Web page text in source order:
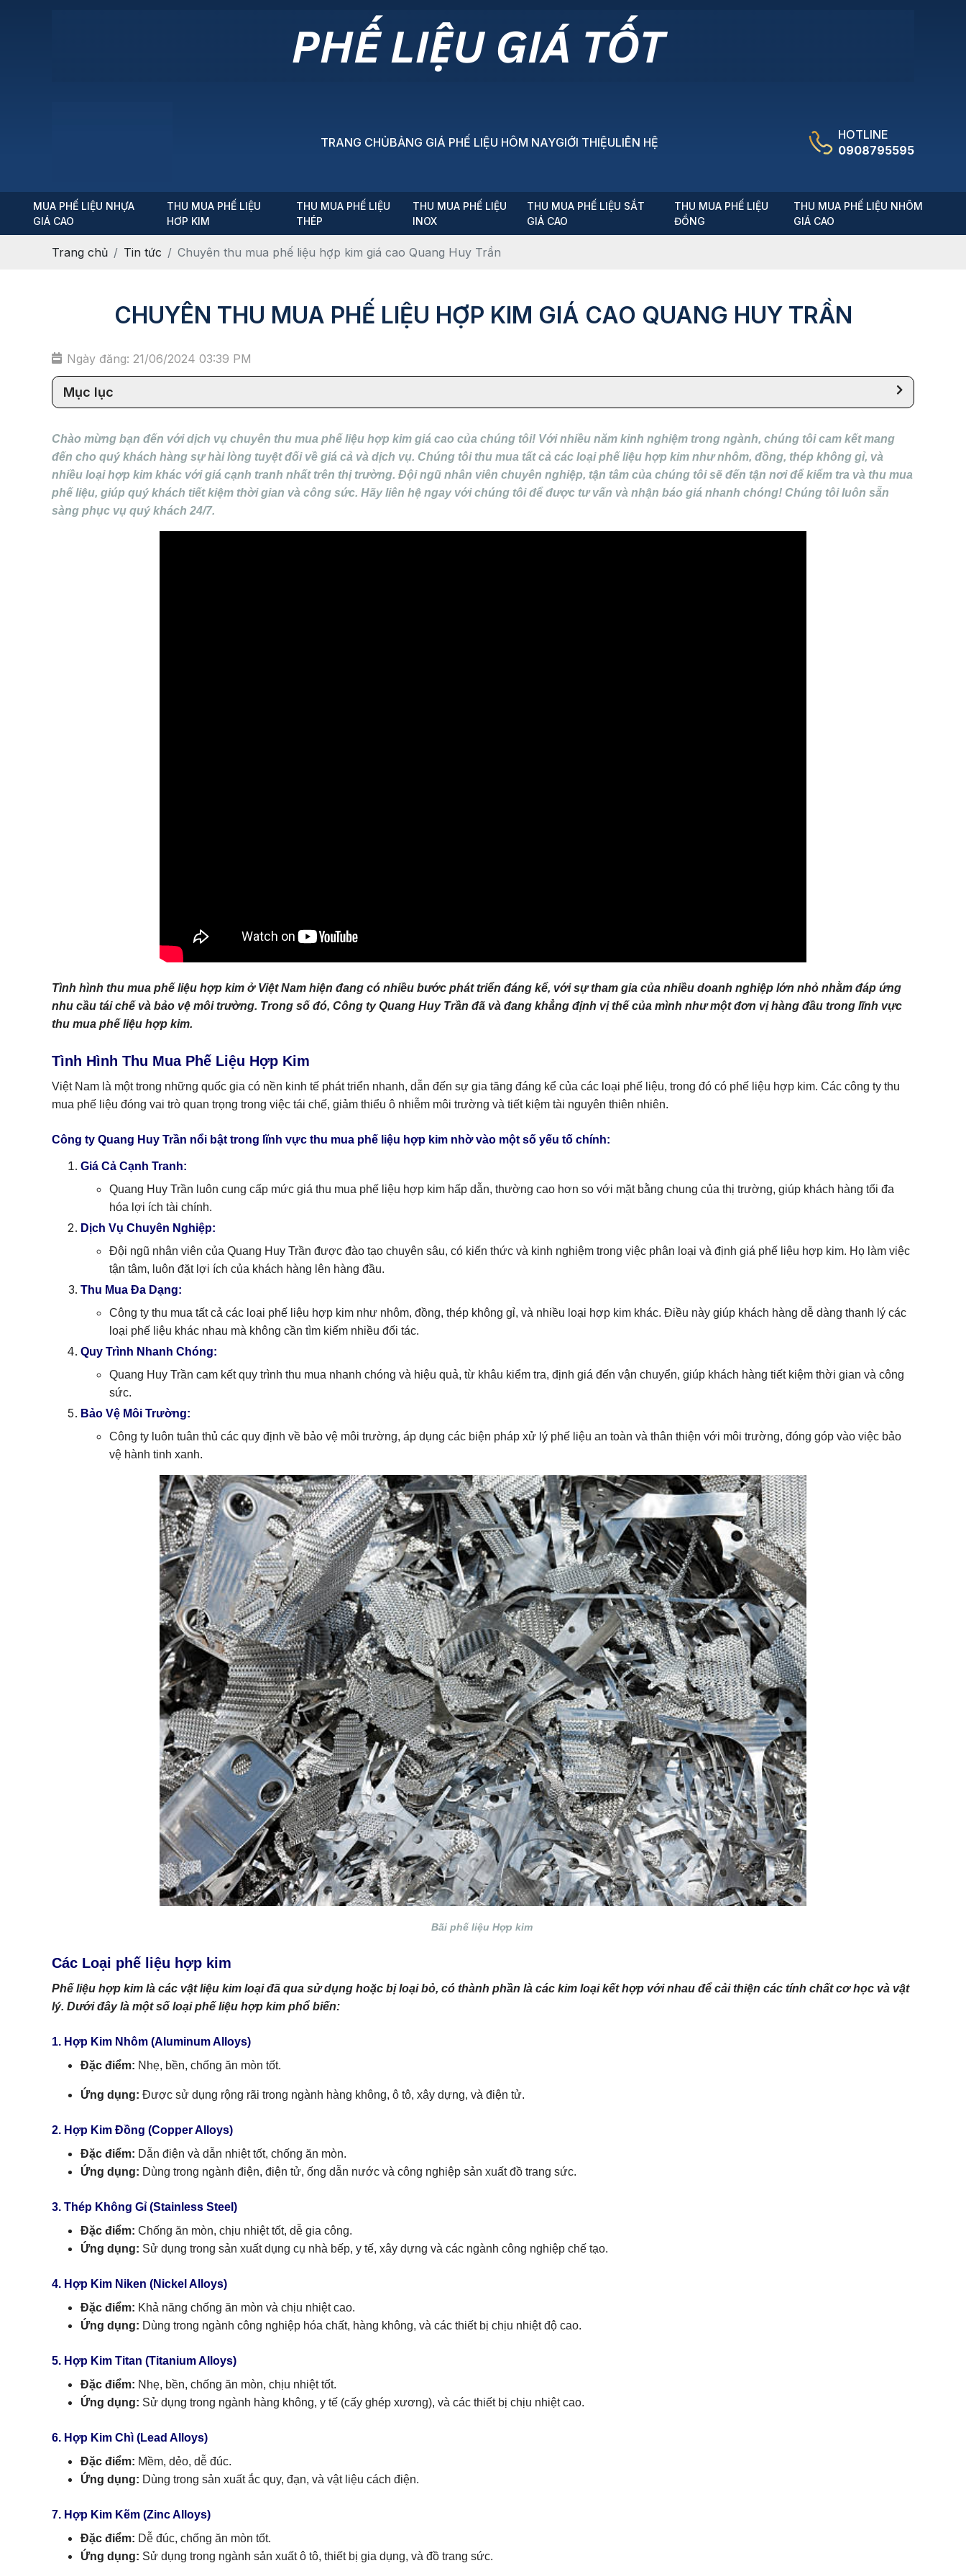
TRANG CHỦBẢNG GIÁ PHẾ LIỆU HÔM NAYGIỚI THIỆULIÊN HỆ
HOTLINE
0908795595
MUA PHẾ LIỆU NHỰA
GIÁ CAO
THU MUA PHẾ LIỆU
HƠP KIM
THU MUA PHẾ LIỆU
THÉP
THU MUA PHẾ LIỆU
INOX
THU MUA PHẾ LIỆU SẮT
GIÁ CAO
THU MUA PHẾ LIỆU
ĐỒNG
THU MUA PHẾ LIỆU NHÔM
GIÁ CAO
Trang chủ Tin tức Chuyên thu mua phế liệu hợp kim giá cao Quang Huy Trần
CHUYÊN THU MUA PHẾ LIỆU HỢP KIM GIÁ CAO QUANG HUY TRẦN
Ngày đăng: 21/06/2024 03:39 PM
Mục lục
Chào mừng bạn đến với dịch vụ chuyên thu mua phế liệu hợp kim giá cao của chúng tôi! Với nhiều năm kinh nghiệm trong ngành, chúng tôi cam kết mang
đến cho quý khách hàng sự hài lòng tuyệt đối về giá cả và dịch vụ. Chúng tôi thu mua tất cả các loại phế liệu hợp kim như nhôm, đồng, thép không gỉ, và
nhiều loại hợp kim khác với giá cạnh tranh nhất trên thị trường. Đội ngũ nhân viên chuyên nghiệp, tận tâm của chúng tôi sẽ đến tận nơi để kiểm tra và thu mua
phế liệu, giúp quý khách tiết kiệm thời gian và công sức. Hãy liên hệ ngay với chúng tôi để được tư vấn và nhận báo giá nhanh chóng! Chúng tôi luôn sẵn
sàng phục vụ quý khách 24/7.
Tình hình thu mua phế liệu hợp kim ở Việt Nam hiện đang có nhiều bước phát triển đáng kể, với sự tham gia của nhiều doanh nghiệp lớn nhỏ nhằm đáp ứng
nhu cầu tái chế và bảo vệ môi trường. Trong số đó, Công ty Quang Huy Trần đã và đang khẳng định vị thế của mình như một đơn vị hàng đầu trong lĩnh vực
thu mua phế liệu hợp kim.
Tình Hình Thu Mua Phế Liệu Hợp Kim
Việt Nam là một trong những quốc gia có nền kinh tế phát triển nhanh, dẫn đến sự gia tăng đáng kể của các loại phế liệu, trong đó có phế liệu hợp kim. Các công ty thu
mua phế liệu đóng vai trò quan trọng trong việc tái chế, giảm thiểu ô nhiễm môi trường và tiết kiệm tài nguyên thiên nhiên.
Công ty Quang Huy Trần nổi bật trong lĩnh vực thu mua phế liệu hợp kim nhờ vào một số yếu tố chính:
Giá Cả Cạnh Tranh:
Quang Huy Trần luôn cung cấp mức giá thu mua phế liệu hợp kim hấp dẫn, thường cao hơn so với mặt bằng chung của thị trường, giúp khách hàng tối đa
hóa lợi ích tài chính.
Dịch Vụ Chuyên Nghiệp:
Đội ngũ nhân viên của Quang Huy Trần được đào tạo chuyên sâu, có kiến thức và kinh nghiệm trong việc phân loại và định giá phế liệu hợp kim. Họ làm việc
tận tâm, luôn đặt lợi ích của khách hàng lên hàng đầu.
Thu Mua Đa Dạng:
Công ty thu mua tất cả các loại phế liệu hợp kim như nhôm, đồng, thép không gỉ, và nhiều loại hợp kim khác. Điều này giúp khách hàng dễ dàng thanh lý các
loại phế liệu khác nhau mà không cần tìm kiếm nhiều đối tác.
Quy Trình Nhanh Chóng:
Quang Huy Trần cam kết quy trình thu mua nhanh chóng và hiệu quả, từ khâu kiểm tra, định giá đến vận chuyển, giúp khách hàng tiết kiệm thời gian và công
sức.
Bảo Vệ Môi Trường:
Công ty luôn tuân thủ các quy định về bảo vệ môi trường, áp dụng các biện pháp xử lý phế liệu an toàn và thân thiện với môi trường, đóng góp vào việc bảo
vệ hành tinh xanh.
Bãi phế liệu Hợp kim
Các Loại phế liệu hợp kim
Phế liệu hợp kim là các vật liệu kim loại đã qua sử dụng hoặc bị loại bỏ, có thành phần là các kim loại kết hợp với nhau để cải thiện các tính chất cơ học và vật
lý. Dưới đây là một số loại phế liệu hợp kim phổ biến:
1. Hợp Kim Nhôm (Aluminum Alloys)
Đặc điểm: Nhẹ, bền, chống ăn mòn tốt.
Ứng dụng: Được sử dụng rộng rãi trong ngành hàng không, ô tô, xây dựng, và điện tử.
2. Hợp Kim Đồng (Copper Alloys)
Đặc điểm: Dẫn điện và dẫn nhiệt tốt, chống ăn mòn.
Ứng dụng: Dùng trong ngành điện, điện tử, ống dẫn nước và công nghiệp sản xuất đồ trang sức.
3. Thép Không Gỉ (Stainless Steel)
Đặc điểm: Chống ăn mòn, chịu nhiệt tốt, dễ gia công.
Ứng dụng: Sử dụng trong sản xuất dụng cụ nhà bếp, y tế, xây dựng và các ngành công nghiệp chế tạo.
4. Hợp Kim Niken (Nickel Alloys)
Đặc điểm: Khả năng chống ăn mòn và chịu nhiệt cao.
Ứng dụng: Dùng trong ngành công nghiệp hóa chất, hàng không, và các thiết bị chịu nhiệt độ cao.
5. Hợp Kim Titan (Titanium Alloys)
Đặc điểm: Nhẹ, bền, chống ăn mòn, chịu nhiệt tốt.
Ứng dụng: Sử dụng trong ngành hàng không, y tế (cấy ghép xương), và các thiết bị chịu nhiệt cao.
6. Hợp Kim Chì (Lead Alloys)
Đặc điểm: Mềm, dẻo, dễ đúc.
Ứng dụng: Dùng trong sản xuất ắc quy, đạn, và vật liệu cách điện.
7. Hợp Kim Kẽm (Zinc Alloys)
Đặc điểm: Dễ đúc, chống ăn mòn tốt.
Ứng dụng: Sử dụng trong ngành sản xuất ô tô, thiết bị gia dụng, và đồ trang sức.